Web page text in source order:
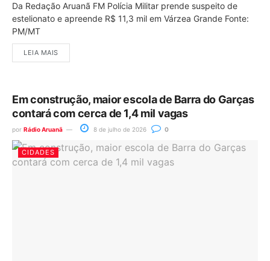
Da Redação Aruanã FM Polícia Militar prende suspeito de
estelionato e apreende R$ 11,3 mil em Várzea Grande Fonte:
PM/MT
LEIA MAIS
Em construção, maior escola de Barra do Garças
contará com cerca de 1,4 mil vagas
por Rádio Aruanã 8 de julho de 2026 0
CIDADES